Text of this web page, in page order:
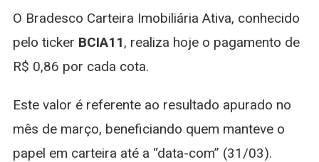
O Bradesco Carteira Imobiliária Ativa, conhecido
pelo ticker BCIA11, realiza hoje o pagamento de
R$ 0,86 por cada cota.
Este valor é referente ao resultado apurado no
mês de março, beneficiando quem manteve o
papel em carteira até a “data-com” (31/03).